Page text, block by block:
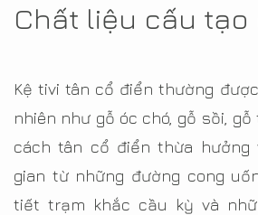
Chất liệu cấu tạo
Kệ tivi tân cổ điển thường
nhiên như gỗ óc chó, gỗ sồi,
cách tân cổ điển thừa
gian từ những đường cong
tiết trạm khắc cầu kỳ và